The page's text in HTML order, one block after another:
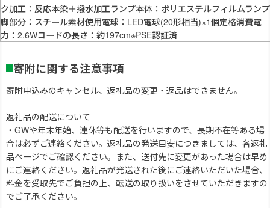
ク加工：反応本染＋撥水加工ランプ本体：ポリエステルフィルムランプ
脚部分：スチール素材使用電球：LED電球(20形相当)×1個定格消費電
力：2.6Wコードの長さ：約197cm※PSE認証済
寄附に関する注意事項
寄附申込みのキャンセル、返礼品の変更・返品はできません。
返礼品の配送について
・GWや年末年始、連休等も配送を行いますので、長期不在等ある場
合は必ずご連絡ください。返礼品の発送目安につきましては、各返礼
品ページでご確認ください。また、送付先に変更があった場合は早め
にご連絡ください。返礼品が発送された後にご連絡いただいた場合、
料金を受取先でご負担の上、転送の取り扱いをさせていただきますの
でご了承ください。